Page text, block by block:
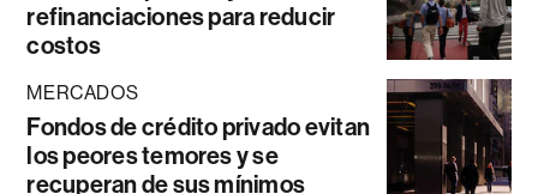
refinanciaciones para reducir
costos
MERCADOS
Fondos de crédito privado evitan
los peores temores y se
recuperan de sus mínimos